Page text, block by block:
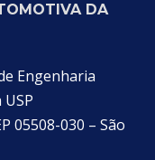
DA
Engenharia
05508-030 – São